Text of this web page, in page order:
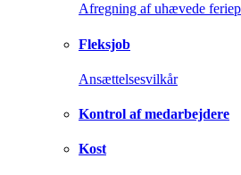
Afregning af uhævede
Fleksjob
Ansættelsesvilkår
Kontrol af medarbejdere
Kost